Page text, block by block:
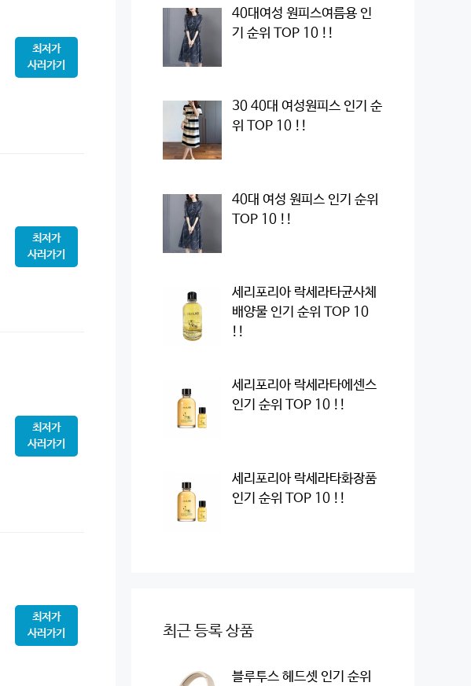
최저가
사러가기
최저가
사러가기
최저가
사러가기
최저가
사러가기
40대여성 원피스여름용 인
기 순위 TOP 10 !!
30 40대 여성원피스 인기 순
위 TOP 10 !!
40대 여성 원피스 인기 순위
TOP 10 !!
세리포리아 락세라타균사체
배양물 인기 순위 TOP 10
!!
세리포리아 락세라타에센스
인기 순위 TOP 10 !!
세리포리아 락세라타화장품
인기 순위 TOP 10 !!
최근 등록 상품
블루투스 헤드셋 인기 순위